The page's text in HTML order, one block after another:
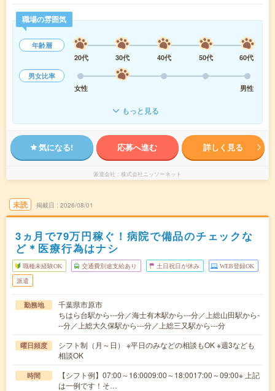
職場の雰囲気
年齢層
20代
30代 40代 50代
60代
男女比率
女性
男性
もっと見る
気になる! 応募へ進む 詳しく見る
派遣会社 株式会社ニッソーネット
未読 掲載日 2026/08/01
3ヵ月で79万円稼ぐ！病院で備品のチェックな
ど＊医療行為はナシ
職種未経験OK 交通費別途支給あり 土日祝日が休み WEB登録OK
派遣
勤務地
千葉県市原市
ちはら台駅から---分／海士有木駅から---分／上総山田駅から-
--分／上総大久保駅から---分／上総三又駅から---分
曜日頻度
シフト制（月～日） ※平日のみなどの相談もOK ※週3なども
相談OK
時間
【シフト例】07:00～16:0009:00～18:0017:00～09:00※ 上記
は一例です！そ…